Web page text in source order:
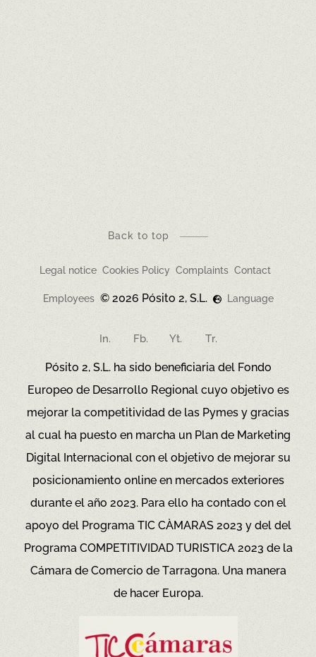
consumers may take home any food they have not
modifications, so this information is
constantly
being reviewed.
document which will prevail over any
discrepancies with this version.
Back to top
Legal notice Cookies Policy Complaints Contact
Employees © 2026 Pósito 2, S.L. Language
In. Fb. Yt. Tr.
Pósito 2, S.L. ha sido beneficiaria del Fondo
Europeo de Desarrollo Regional cuyo objetivo es
mejorar la competitividad de las Pymes y gracias
al cual ha puesto en marcha un Plan de Marketing
Digital Internacional con el objetivo de mejorar su
posicionamiento online en mercados exteriores
durante el año 2023. Para ello ha contado con el
apoyo del Programa TIC CÀMARAS 2023 y del del
Programa COMPETITIVIDAD TURISTICA 2023 de la
Cámara de Comercio de Tarragona. Una manera
de hacer Europa.